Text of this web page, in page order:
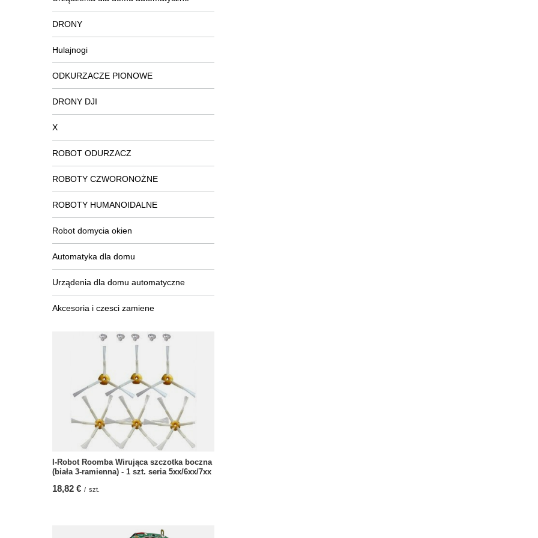
DRONY
Hulajnogi
ODKURZACZE PIONOWE
DRONY DJI
X
ROBOT ODURZACZ
ROBOTY CZWORONOŻNE
ROBOTY HUMANOIDALNE
Robot domycia okien
Automatyka dla domu
Urządenia dla domu automatyczne
Akcesoria i czesci zamiene
I-Robot Roomba Wirująca szczotka boczna
(biała 3-ramienna) - 1 szt. seria 5xx/6xx/7xx
18,82 € / szt.